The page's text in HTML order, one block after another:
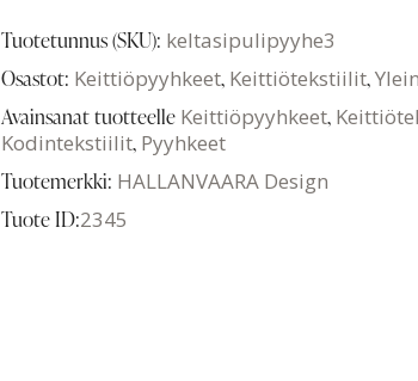
Tuotetunnus (SKU): keltasipulipyyhe3
Osastot: Keittiöpyyhkeet, Keittiötekstiilit,
Avainsanat tuotteelle Keittiöpyyhkeet,
Kodintekstiilit, Pyyhkeet
Tuotemerkki: HALLANVAARA Design
Tuote ID:2345